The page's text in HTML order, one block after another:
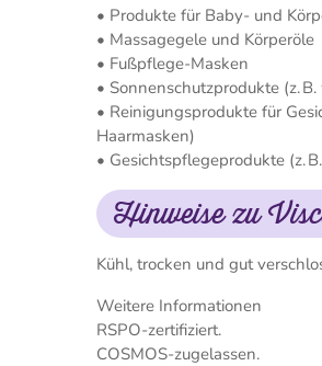
• Produkte für Baby- und
• Massagegele und Körperöle
• Fußpflege-Masken
• Sonnenschutzprodukte (z.
• Reinigungsprodukte für
Haarmasken)
• Gesichtspflegeprodukte (z.
Hinweise zu
Kühl, trocken und gut
Weitere Informationen
RSPO-zertifiziert.
COSMOS-zugelassen.